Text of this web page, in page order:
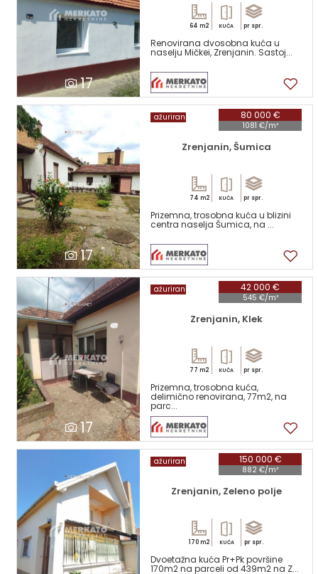
17
64 m2 KUĆA pr spr.
Renovirana dvosobna kuća u
naselju Mičkei, Zrenjanin. Sastoj...
17
80 000 €
1081 €/m²
ažuriran
Zrenjanin, Šumica
74 m2 KUĆA pr spr.
Prizemna, trosobna kuća u blizini
centra naselja Šumica, na ...
17
42 000 €
545 €/m²
ažuriran
Zrenjanin, Klek
77 m2 KUĆA pr spr.
Prizemna, trosobna kuća,
delimično renovirana, 77m2, na
parc...
150 000 €
882 €/m²
ažuriran
Zrenjanin, Zeleno polje
170 m2 KUĆA pr spr.
Dvoetažna kuća Pr+Pk površine
170m2 na parceli od 439m2 na Z...